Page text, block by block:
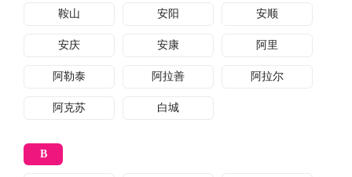
鞍山 安阳 安顺
安庆 安康 阿里
阿勒泰 阿拉善 阿拉尔
阿克苏 白城
B